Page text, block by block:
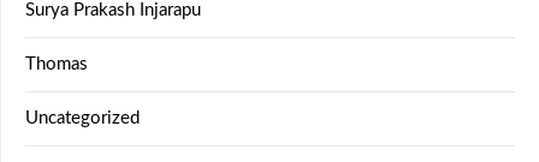
Surya Prakash Injarapu
Thomas
Uncategorized